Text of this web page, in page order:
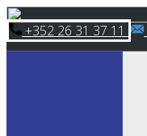
Skip
to
content
​+352 26 31 37 11